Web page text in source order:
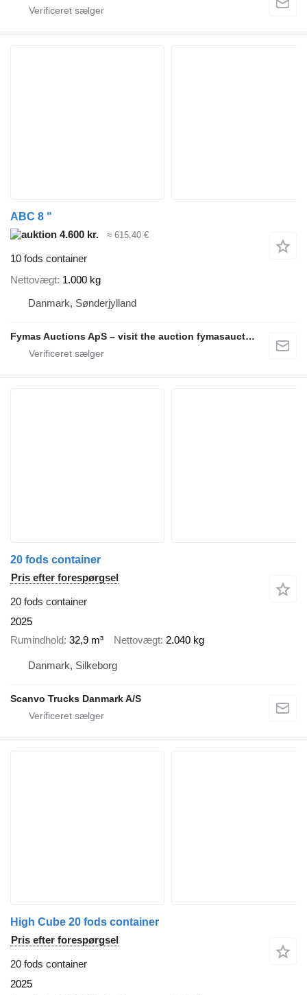
ABC 8 "
4.600 kr.
≈ 615,40 €
10 fods container
Nettovægt 1.000 kg
Danmark, Sønderjylland
Fymas Auctions ApS – visit the auction fymasauctions.dk
20 fods container
Pris efter forespørgsel
20 fods container
2025
Rumindhold 32,9 m³ Nettovægt 2.040 kg
Danmark, Silkeborg
Scanvo Trucks Danmark A/S
High Cube 20 fods container
Pris efter forespørgsel
20 fods container
2025